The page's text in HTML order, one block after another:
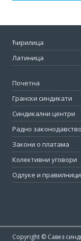
Ћирилица
Латиница
Почетна
Грански синдикати
Синдикални центри
Радно законодавство
Закони о платама
Колективни уговори
Одлуке и правилници
Copyright © Савез